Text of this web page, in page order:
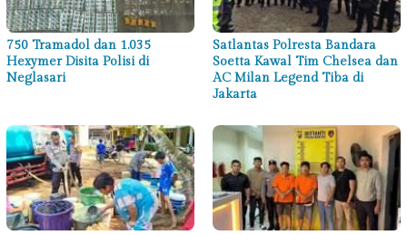
750 Tramadol dan 1.035
Hexymer Disita Polisi di
Neglasari
Satlantas Polresta Bandara
Soetta Kawal Tim Chelsea dan
AC Milan Legend Tiba di
Jakarta